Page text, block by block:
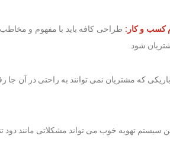
کسب و کار: طراحی کافه باید با مفهوم و
شود.
که مشتریان نمی توانند به راحتی در آن جا
سیستم تهویه خوب می تواند مشکلاتی مانند دود